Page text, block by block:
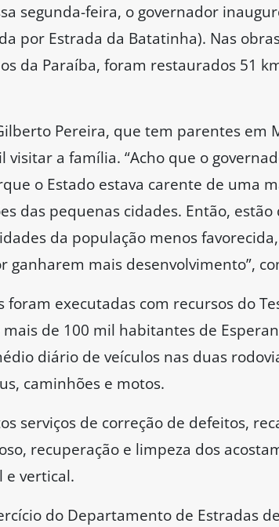
segunda-feira, o governador
por Estrada da Batatinha). Nas
da Paraíba, foram restaurados 51
Pereira, que tem parentes em
a família. “Acho que o
o Estado estava carente de uma
das pequenas cidades. Então,
da população menos
mais desenvolvimento”,
executadas com recursos do
de 100 mil habitantes de
diário de veículos nas duas
caminhões e motos.
serviços de correção de defeitos,
recuperação e limpeza dos
e vertical.
do Departamento de Estradas